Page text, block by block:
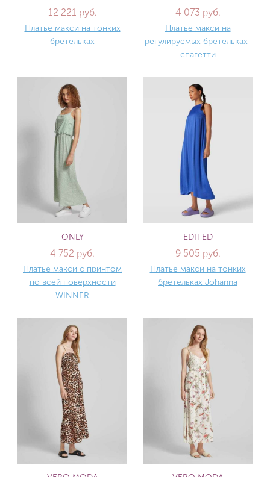
12 221 руб.
Платье макси на тонких
бретельках
4 073 руб.
Платье макси на
регулируемых бретельках-
спагетти
ONLY
4 752 руб.
Платье макси с принтом
по всей поверхности
WINNER
EDITED
9 505 руб.
Платье макси на тонких
бретельках Johanna